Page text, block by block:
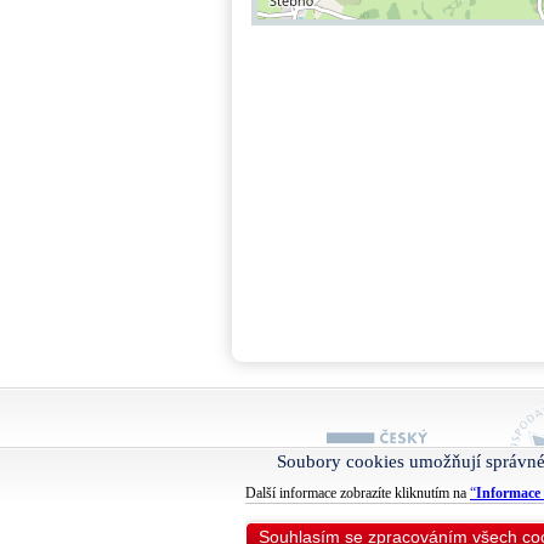
Soubory cookies umožňují
Další informace zobrazíte kliknutím na “Informace
Souhlasím se zpracováním všech